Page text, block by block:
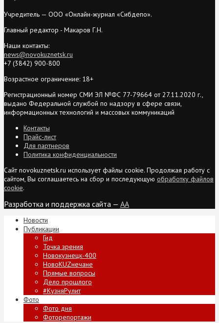
Учредитель — ООО «Онлайн-журнал «Сибдепо».
Главный редактор - Макаров Г.Н.
Наши контакты:
news@novokuznetsk.ru
+7 (3842) 900-800
Возрастное ограничение: 18+
Регистрационный номер СМИ ЭЛ №ФС 77-79664 от 27.11.2020 г.,
выдано Федеральной службой по надзору в сфере связи,
информационных технологий и массовых коммуникаций
Контакты
Прайс-лист
Для партнеров
Политика конфиденциальности
Сайт novokuznetsk.ru использует файлы cookie. Продолжая работу с
сайтом, Вы соглашаетесь на сбор и последующую обработку файлов
cookie.
Разработка и поддержка сайта — AA
Новости
Публикации
Гид
Точка зрения
Новокузнецк-400
НовоKUZнечане
Прямые вопросы
Дело прошлого
#КузняРулит
Фото
Фото дня
Фоторепортажи